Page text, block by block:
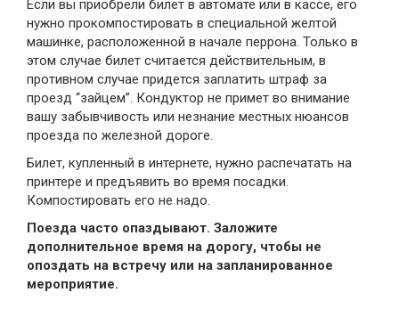
Если вы приобрели билет в автомате или в кассе, его
нужно прокомпостировать в специальной желтой
машинке, расположенной в начале перрона. Только в
этом случае билет считается действительным, в
противном случае придется заплатить штраф за
проезд “зайцем”. Кондуктор не примет во внимание
вашу забывчивость или незнание местных нюансов
проезда по железной дороге.
Билет, купленный в интернете, нужно распечатать на
принтере и предъявить во время посадки.
Компостировать его не надо.
Поезда часто опаздывают. Заложите
дополнительное время на дорогу, чтобы не
опоздать на встречу или на запланированное
мероприятие.